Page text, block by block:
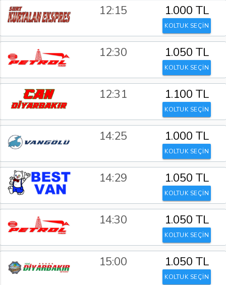
12:15 1.000 TL
KOLTUK SEÇİN
12:30 1.050 TL
KOLTUK SEÇİN
12:31 1.100 TL
KOLTUK SEÇİN
14:25 1.000 TL
KOLTUK SEÇİN
14:29 1.050 TL
KOLTUK SEÇİN
14:30 1.050 TL
KOLTUK SEÇİN
15:00 1.050 TL
KOLTUK SEÇİN